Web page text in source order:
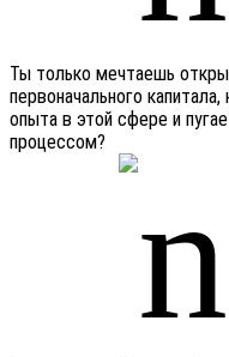
Ты только мечтаешь
первоначального
опыта в этой сфере и
процессом?